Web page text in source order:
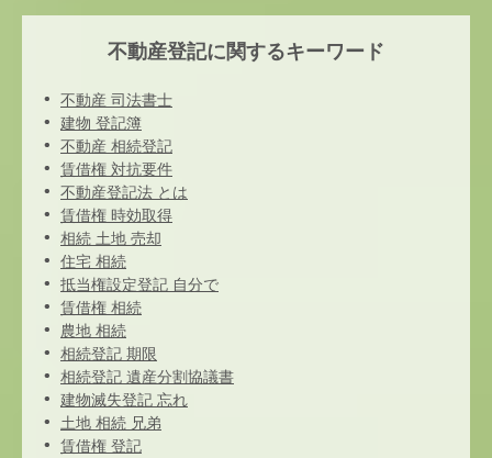
不動産登記に関するキーワード
不動産 司法書士
建物 登記簿
不動産 相続登記
賃借権 対抗要件
不動産登記法 とは
賃借権 時効取得
相続 土地 売却
住宅 相続
抵当権設定登記 自分で
賃借権 相続
農地 相続
相続登記 期限
相続登記 遺産分割協議書
建物滅失登記 忘れ
土地 相続 兄弟
賃借権 登記